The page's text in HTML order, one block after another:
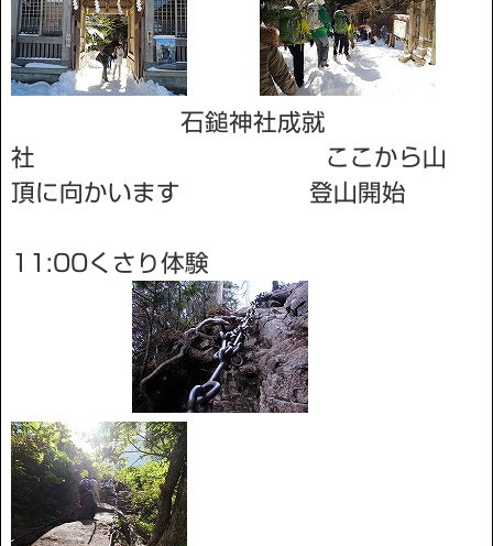
石鎚神社成就
社 ここから山
頂に向かいます 登山開始
11:00くさり体験